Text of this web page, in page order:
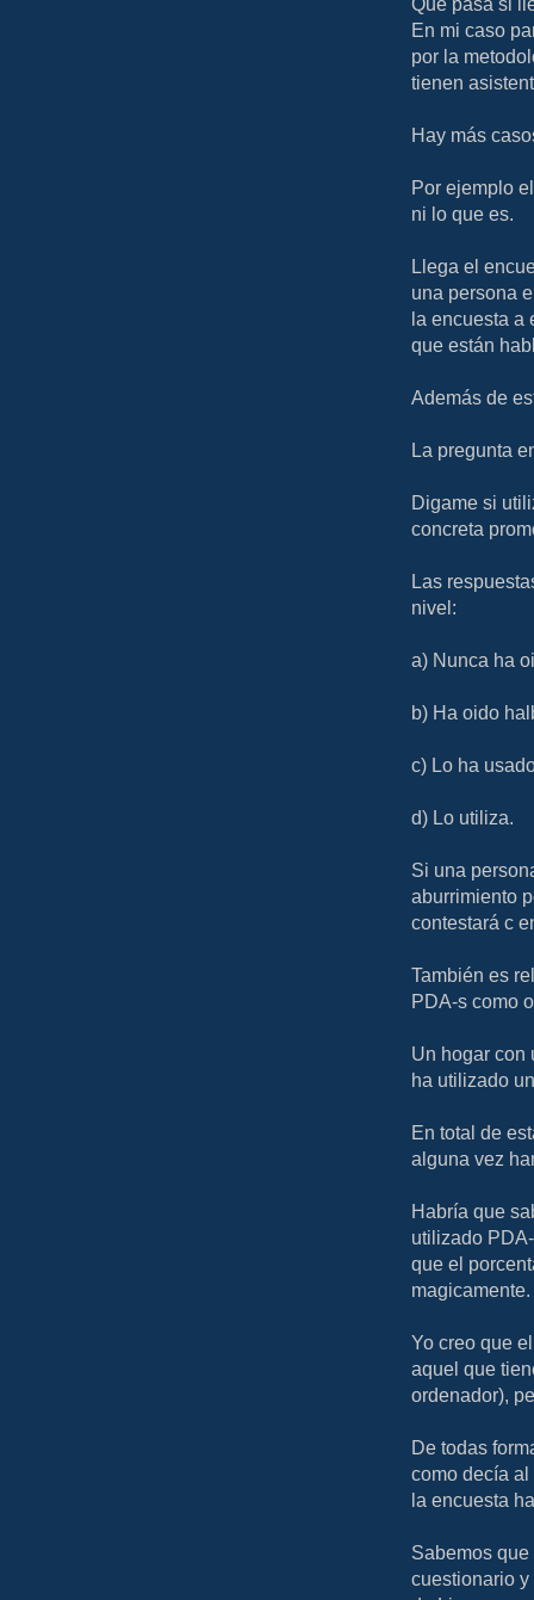
En mi caso
por la
tienen
Hay más
Por ejemplo
ni lo que es.
Llega el
una persona
la encuesta a
que están
Además de
La pregunta
Digame si
concreta
Las
nivel:
a) Nunca ha
b) Ha oido
c) Lo ha
d) Lo utiliza.
Si una
aburrimiento
contestará c
También es
PDA-s como
Un hogar con
ha utilizado
En total de
alguna vez
Habría que
utilizado
que el
magicamente.
Yo creo que
aquel que
ordenador),
De todas
como decía
la encuesta
Sabemos
cuestionario